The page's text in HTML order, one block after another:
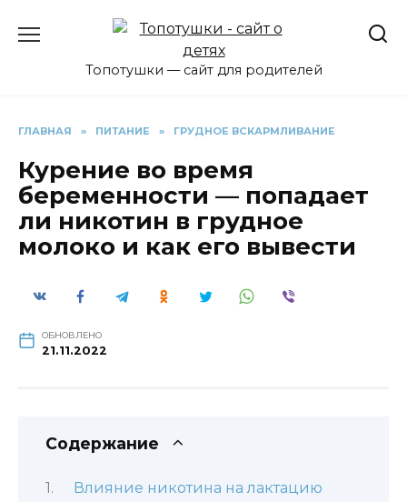
Топотушки — сайт для родителей
ГЛАВНАЯ » ПИТАНИЕ » ГРУДНОЕ ВСКАРМЛИВАНИЕ
Курение во время
беременности — попадает
ли никотин в грудное
молоко и как его вывести
ОБНОВЛЕНО
21.11.2022
Содержание
Влияние никотина на лактацию